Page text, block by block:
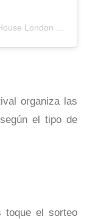
organiza las
el tipo de
toque el sorteo